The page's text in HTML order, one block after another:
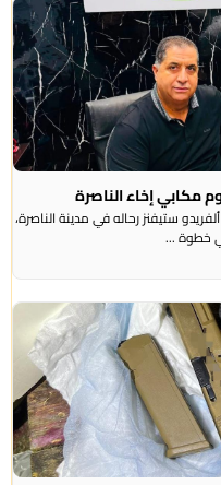
مكابي إخاء الناصرة
ستيفنز رحاله في مدينة الناصرة،
...